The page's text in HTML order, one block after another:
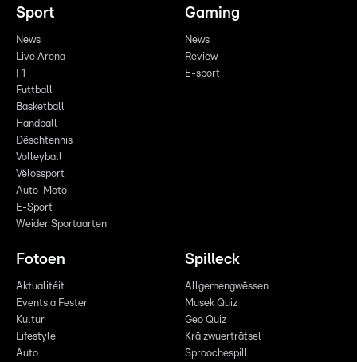
Sport
News
Live Arena
F1
Futtball
Basketball
Handball
Dëschtennis
Volleyball
Vëlossport
Auto-Moto
E-Sport
Weider Sportaarten
Gaming
News
Review
E-sport
Fotoen
Aktualitéit
Events a Fester
Kultur
Lifestyle
Auto
Spilleck
Allgemengwëssen
Musek Quiz
Geo Quiz
Kräizwuerträtsel
Sproochespill